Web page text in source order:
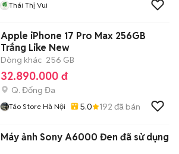
Thái Thị Vui
Apple iPhone 17 Pro Max 256GB
Trắng Like New
Dòng khác 256 GB
32.890.000 đ
Q. Đống Đa
Táo Store Hà Nội 5.0 192 đã bán
Máy ảnh Sony A6000 Đen đã sử dụng